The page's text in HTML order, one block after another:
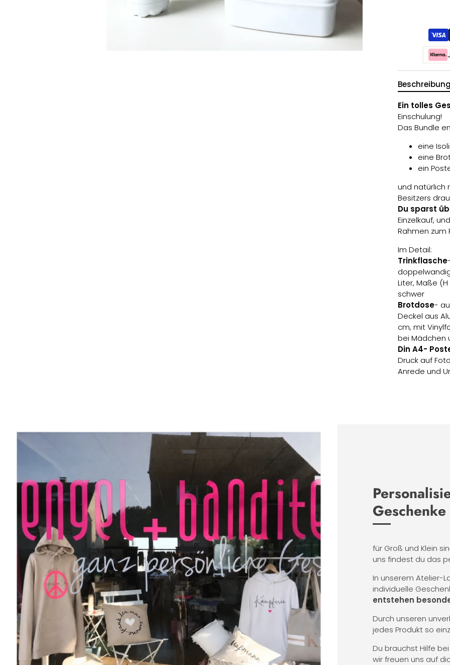
Beschreibung
Ein tolles
Einschulung!
Das Bundle
eine
eine
ein
und natürlich
Besitzers
Du sparst
Einzelkauf,
Rahmen zum
Im Detail:
Trinkflasche
Liter, Maße
schwer
Brotdose-
Deckel aus
cm, mit
bei Mädchen
Din A4-
Druck auf
Anrede und
Geschenke
für Groß und Klein
uns findest du das
In unserem Atelier-
individuelle
entstehen
Durch unseren
jedes Produkt so
Du brauchst Hilfe
wir freuen uns auf